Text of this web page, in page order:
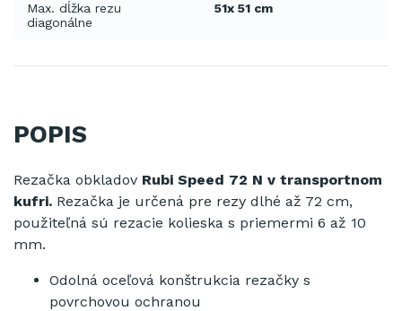
Max. dĺžka rezu
diagonálne
51x 51 cm
POPIS
Rezačka obkladov Rubi Speed 72 N v transportnom
kufri. Rezačka je určená pre rezy dlhé až 72 cm,
použiteľná sú rezacie kolieska s priemermi 6 až 10
mm.
Odolná oceľová konštrukcia rezačky s
povrchovou ochranou